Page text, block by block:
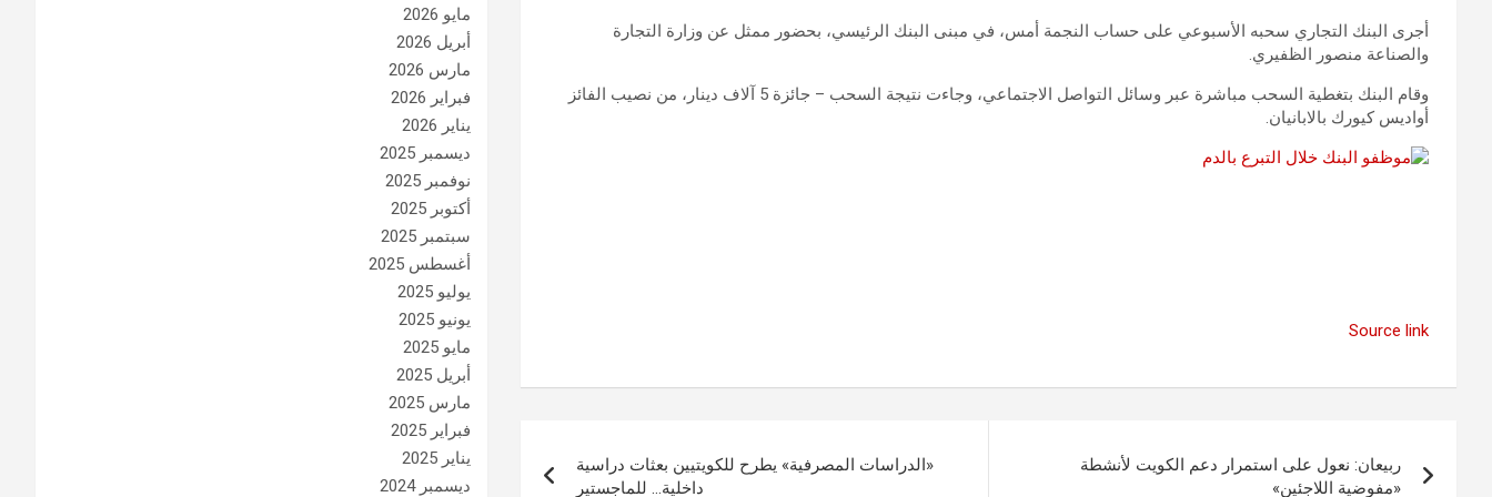
أجرى البنك التجاري سحبه الأسبوعي على حساب النجمة أمس، في مبنى البنك الرئيسي، بحضور ممثل عن وزارة التجارة
والصناعة منصور الظفيري.
وقام البنك بتغطية السحب مباشرة عبر وسائل التواصل الاجتماعي، وجاءت نتيجة السحب – جائزة 5 آلاف دينار، من نصيب الفائز
أواديس كيورك بالابانيان.
Source link
المقالات
ربيعان: نعول على استمرار دعم الكويت لأنشطة
«مفوضية اللاجئين»
«الدراسات المصرفية» يطرح للكويتيين بعثات دراسية
داخلية… للماجستير
مايو 2026
أبريل 2026
مارس 2026
فبراير 2026
يناير 2026
ديسمبر 2025
نوفمبر 2025
أكتوبر 2025
سبتمبر 2025
أغسطس 2025
يوليو 2025
يونيو 2025
مايو 2025
أبريل 2025
مارس 2025
فبراير 2025
يناير 2025
ديسمبر 2024